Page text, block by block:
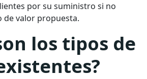
por su suministro si no
de valor propuesta.
los tipos de